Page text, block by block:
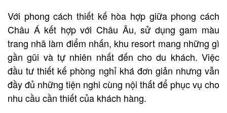
Với phong cách thiết kế hòa hợp giữa phong cách
Châu Á kết hợp với Châu Âu, sử dụng gam màu
trang nhã làm điểm nhấn, khu resort mang những gì
gần gũi và tự nhiên nhất đến cho du khách. Việc
đầu tư thiết kế phòng nghỉ khá đơn giản nhưng vẫn
đầy đủ những tiện nghi cùng nội thất để phục vụ cho
nhu cầu cần thiết của khách hàng.